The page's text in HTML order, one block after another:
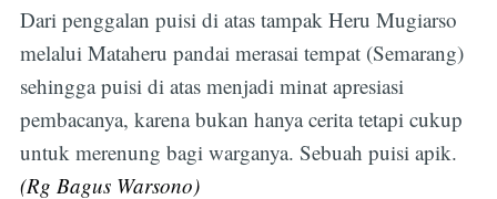
Dari penggalan puisi di atas tampak Heru Mugiarso
melalui Mataheru pandai merasai tempat (Semarang)
sehingga puisi di atas menjadi minat apresiasi
pembacanya, karena bukan hanya cerita tetapi cukup
untuk merenung bagi warganya. Sebuah puisi apik.
(Rg Bagus Warsono)